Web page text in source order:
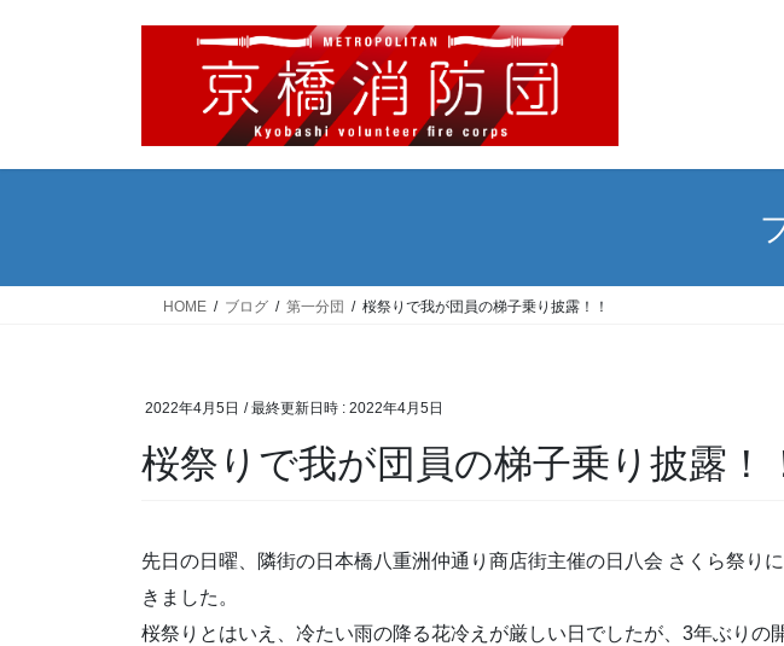
HOME ブログ 第一分団 桜祭りで我が団員の梯子乗り披露！！
2022年4月5日 / 最終更新日時 : 2022年4月5日
桜祭りで我が団員の梯子乗り披露！
先日の日曜、隣街の日本橋八重洲仲通り商店街主催の日八会 さくら祭り
きました。
桜祭りとはいえ、冷たい雨の降る花冷えが厳しい日でしたが、3年ぶりの